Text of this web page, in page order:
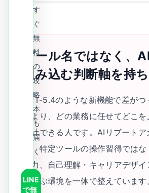
ツール名ではなく、
組み込む判断軸を持
GPT-5.4のような新機能で差が
人より、どの業務に任せてどこ
設計できる人です。AIリブート
は、特定ツールの操作習得では
用力、自己理解・キャリアデザ
に学ぶ環境を一体で整えています
す
ぐ
無
料
の
攻
略
本
も
届
く
LINE
で無